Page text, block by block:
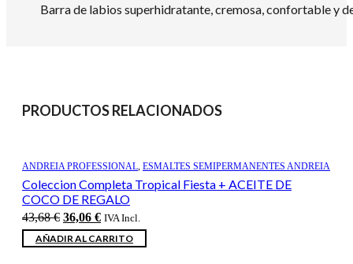
Barra de labios superhidratante, cremosa, confortable y
PRODUCTOS RELACIONADOS
ANDREIA PROFESSIONAL, ESMALTES SEMIPERMANENTES ANDREIA
Coleccion Completa Tropical Fiesta + ACEITE DE
COCO DE REGALO
43,68€ El
precio
original
36,06 €El
precio
actual
IVA Incl.
AÑADIR AL CARRITO